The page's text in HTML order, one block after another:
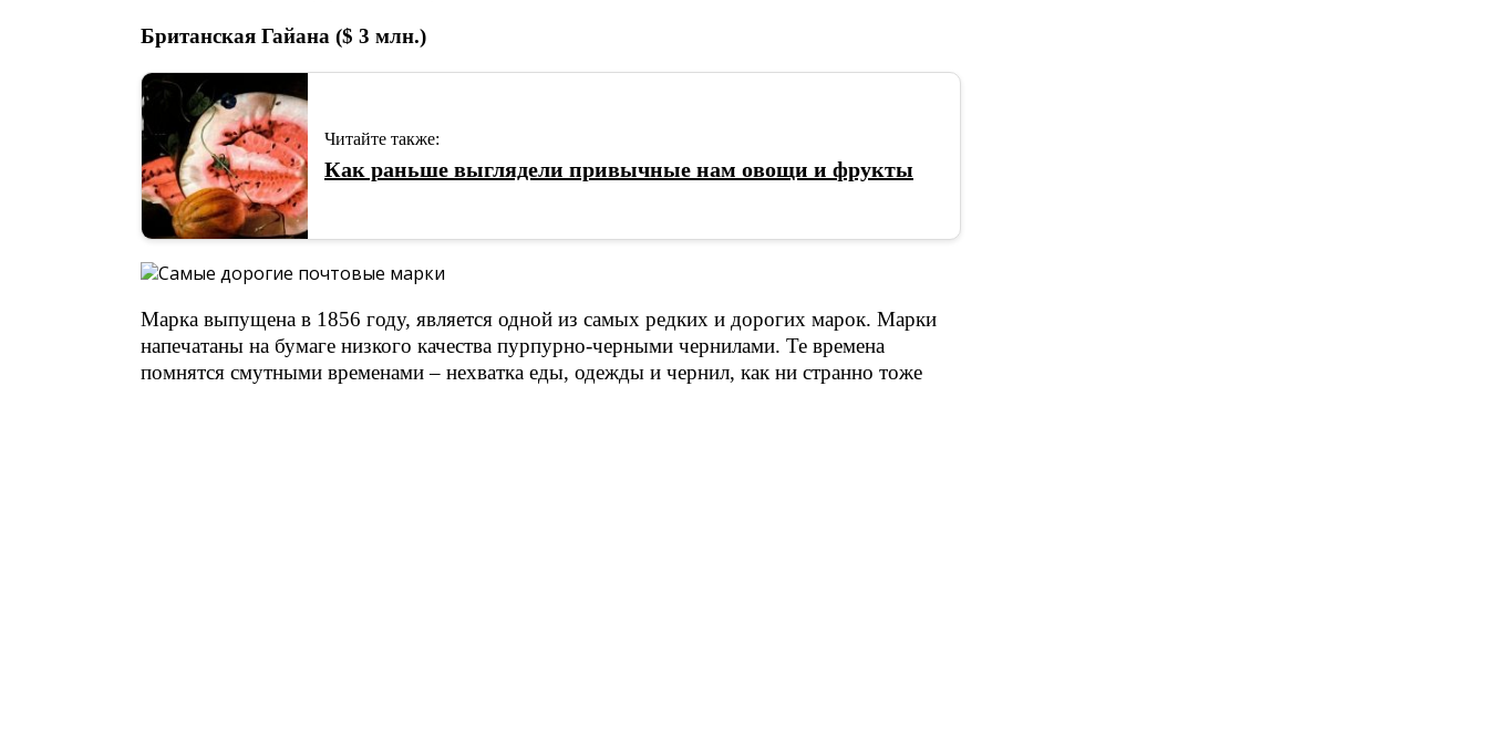
Британская Гайана ($ 3 млн.)
Читайте также:
Как раньше выглядели привычные нам овощи и фрукты
Марка выпущена в 1856 году, является одной из самых редких и дорогих марок. Марки
напечатаны на бумаге низкого качества пурпурно-черными чернилами. Те времена
помнятся смутными временами – нехватка еды, одежды и чернил, как ни странно тоже